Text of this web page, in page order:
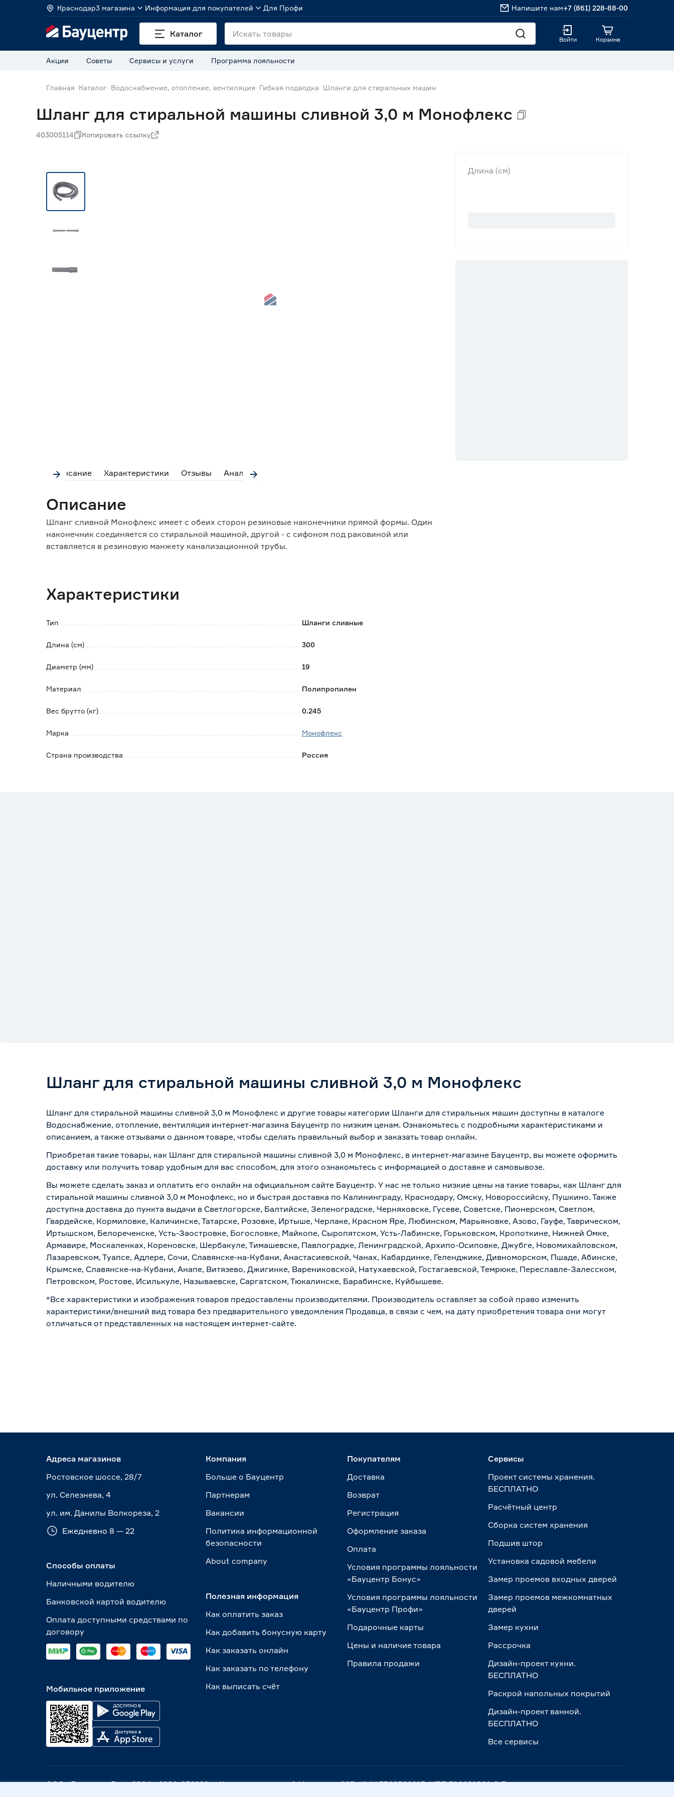
Краснодар3 магазина Информация для покупателей Для Профи Напишите нам+7 (861) 228-88-00
Каталог
Войти Корзина
Акции Советы Сервисы и услуги Программа лояльности
Главная Каталог Водоснабжение, отопление, вентиляция Гибкая подводка Шланги для стиральных машин
Шланг для стиральной машины сливной 3,0 м Монофлекс
403005114 Копировать ссылку
Описание Характеристики Отзывы Аналоги
Описание
Шланг сливной Монофлекс имеет с обеих сторон резиновые наконечники прямой формы. Один
наконечник соединяется со стиральной машиной, другой - с сифоном под раковиной или
вставляется в резиновую манжету канализационной трубы.
Характеристики
Тип Шланги сливные
Длина (см) 300
Диаметр (мм) 19
Материал Полипропилен
Вес брутто (кг) 0.245
Марка Монофлекс
Страна производства Россия
Длина (см)
Шланг для стиральной машины сливной 3,0 м Монофлекс
Шланг для стиральной машины сливной 3,0 м Монофлекс и другие товары категории Шланги для стиральных машин доступны в каталоге
Водоснабжение, отопление, вентиляция интернет-магазина Бауцентр по низким ценам. Ознакомьтесь с подробными характеристиками и
описанием, а также отзывами о данном товаре, чтобы сделать правильный выбор и заказать товар онлайн.
Приобретая такие товары, как Шланг для стиральной машины сливной 3,0 м Монофлекс, в интернет-магазине Бауцентр, вы можете оформить
доставку или получить товар удобным для вас способом, для этого ознакомьтесь с информацией о доставке и самовывозе.
Вы можете сделать заказ и оплатить его онлайн на официальном сайте Бауцентр. У нас не только низкие цены на такие товары, как Шланг для
стиральной машины сливной 3,0 м Монофлекс, но и быстрая доставка по Калининграду, Краснодару, Омску, Новороссийску, Пушкино. Также
доступна доставка до пункта выдачи в Светлогорске, Балтийске, Зеленоградске, Черняховске, Гусеве, Советске, Пионерском, Светлом,
Гвардейске, Кормиловке, Каличинске, Татарске, Розовке, Иртыше, Черлаке, Красном Яре, Любинском, Марьяновке, Азово, Гауфе, Таврическом,
Иртышском, Белореченске, Усть-Заостровке, Богословке, Майкопе, Сыропятском, Усть-Лабинске, Горьковском, Кропоткине, Нижней Омке,
Армавире, Москаленках, Кореновске, Шербакуле, Тимашевске, Павлоградке, Ленинградской, Архипо-Осиповке, Джубге, Новомихайловском,
Лазаревском, Туапсе, Адлере, Сочи, Славянске-на-Кубани, Анастасиевской, Чанах, Кабардинке, Геленджике, Дивноморском, Пшаде, Абинске,
Крымске, Славянске-на-Кубани, Анапе, Витязево, Джигинке, Варениковской, Натухаевской, Гостагаевской, Темрюке, Переславле-Залесском,
Петровском, Ростове, Исилькуле, Называевске, Саргатском, Тюкалинске, Барабинске, Куйбышеве.
*Все характеристики и изображения товаров предоставлены производителями. Производитель оставляет за собой право изменить
характеристики/внешний вид товара без предварительного уведомления Продавца, в связи с чем, на дату приобретения товара они могут
отличаться от представленных на настоящем интернет-сайте.
Адреса магазинов
Ростовское шоссе, 28/7
ул. Селезнева, 4
ул. им. Данилы Волкореза, 2
Ежедневно 8 — 22
Способы оплаты
Наличными водителю
Банковской картой водителю
Оплата доступными средствами по
договору
Мобильное приложение
Компания
Больше о Бауцентр
Партнерам
Вакансии
Политика информационной
безопасности
About сompany
Полезная информация
Как оплатить заказ
Как добавить бонусную карту
Как заказать онлайн
Как заказать по телефону
Как выписать счёт
Покупателям
Доставка
Возврат
Регистрация
Оформление заказа
Оплата
Условия программы лояльности
«Бауцентр Бонус»
Условия программы лояльности
«Бауцентр Профи»
Подарочные карты
Цены и наличие товара
Правила продажи
Сервисы
Проект системы хранения.
БЕСПЛАТНО
Расчётный центр
Сборка систем хранения
Подшив штор
Установка садовой мебели
Замер проемов входных дверей
Замер проемов межкомнатных
дверей
Замер кухни
Рассрочка
Дизайн-проект кухни.
БЕСПЛАТНО
Раскрой напольных покрытий
Дизайн-проект ванной.
БЕСПЛАТНО
Все сервисы
ООО «Бауцентр Рус» 2004 -2026, 236029, г. Калининград, ул. А.Невского, 205. ИНН 7702596813, КПП 390601001 © Все права защищены